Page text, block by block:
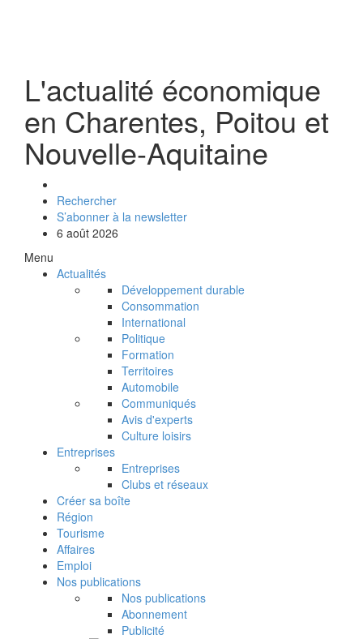
L'actualité économique
en Charentes, Poitou et
Nouvelle-Aquitaine
Rechercher
S’abonner à la newsletter
6 août 2026
Menu
Actualités
Développement durable
Consommation
International
Politique
Formation
Territoires
Automobile
Communiqués
Avis d'experts
Culture loisirs
Entreprises
Entreprises
Clubs et réseaux
Créer sa boîte
Région
Tourisme
Affaires
Emploi
Nos publications
Nos publications
Abonnement
Publicité